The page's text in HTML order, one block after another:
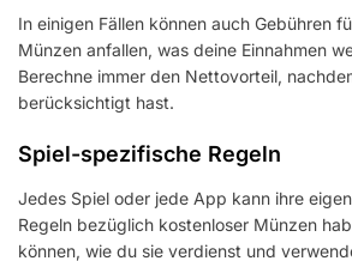
In einigen Fällen können auch Gebühren
Münzen anfallen, was deine Einnahmen
Berechne immer den Nettovorteil,
berücksichtigt hast.
Spiel-spezifische Regeln
Jedes Spiel oder jede App kann ihre
Regeln bezüglich kostenloser Münzen
können, wie du sie verdienst und